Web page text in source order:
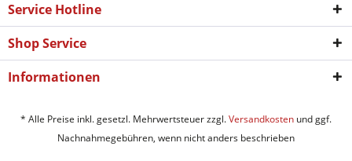
Service Hotline
Shop Service
Informationen
* Alle Preise inkl. gesetzl. Mehrwertsteuer zzgl.Versandkosten und ggf.
Nachnahmegebühren, wenn nicht anders beschrieben